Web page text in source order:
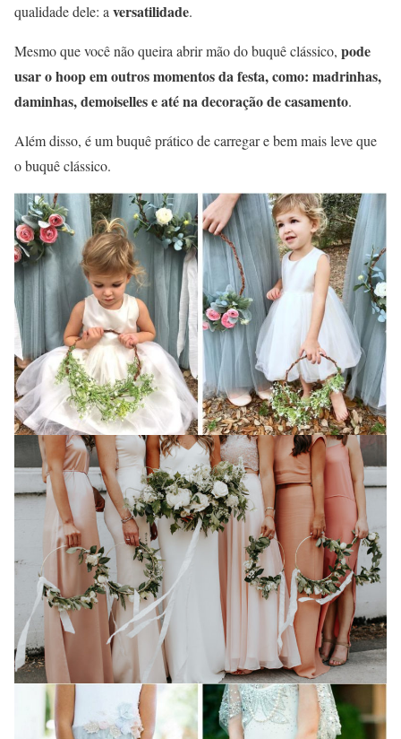
qualidade dele: a versatilidade.
Mesmo que você não queira abrir mão do buquê clássico, pode
usar o hoop em outros momentos da festa, como: madrinhas,
daminhas, demoiselles e até na decoração de casamento.
Além disso, é um buquê prático de carregar e bem mais leve que
o buquê clássico.